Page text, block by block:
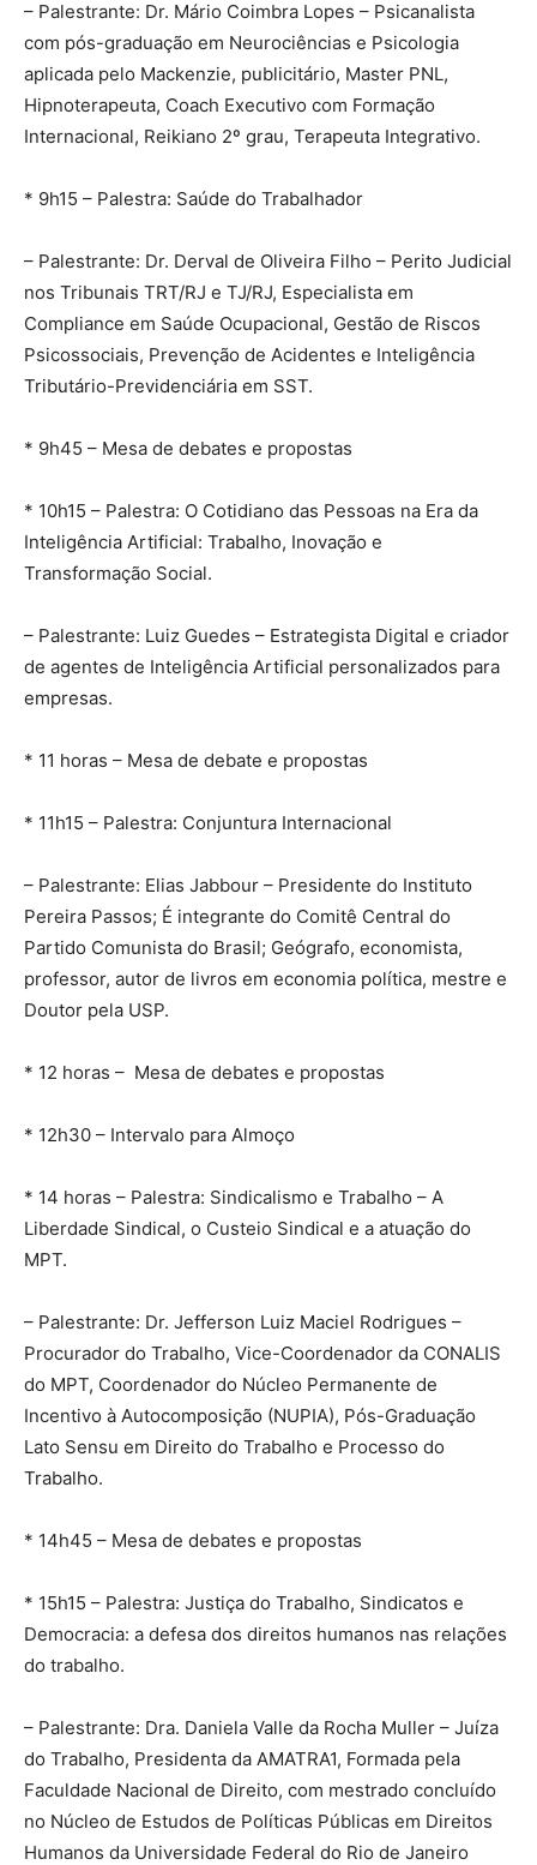
– Palestrante: Dr. Mário Coimbra Lopes – Psicanalista
com pós-graduação em Neurociências e Psicologia
aplicada pelo Mackenzie, publicitário, Master PNL,
Hipnoterapeuta, Coach Executivo com Formação
Internacional, Reikiano 2º grau, Terapeuta Integrativo.
* 9h15 – Palestra: Saúde do Trabalhador
– Palestrante: Dr. Derval de Oliveira Filho – Perito Judicial
nos Tribunais TRT/RJ e TJ/RJ, Especialista em
Compliance em Saúde Ocupacional, Gestão de Riscos
Psicossociais, Prevenção de Acidentes e Inteligência
Tributário-Previdenciária em SST.
* 9h45 – Mesa de debates e propostas
* 10h15 – Palestra: O Cotidiano das Pessoas na Era da
Inteligência Artificial: Trabalho, Inovação e
Transformação Social.
– Palestrante: Luiz Guedes – Estrategista Digital e criador
de agentes de Inteligência Artificial personalizados para
empresas.
* 11 horas – Mesa de debate e propostas
* 11h15 – Palestra: Conjuntura Internacional
– Palestrante: Elias Jabbour – Presidente do Instituto
Pereira Passos; É integrante do Comitê Central do
Partido Comunista do Brasil; Geógrafo, economista,
professor, autor de livros em economia política, mestre e
Doutor pela USP.
* 12 horas – Mesa de debates e propostas
* 12h30 – Intervalo para Almoço
* 14 horas – Palestra: Sindicalismo e Trabalho – A
Liberdade Sindical, o Custeio Sindical e a atuação do
MPT.
– Palestrante: Dr. Jefferson Luiz Maciel Rodrigues –
Procurador do Trabalho, Vice-Coordenador da CONALIS
do MPT, Coordenador do Núcleo Permanente de
Incentivo à Autocomposição (NUPIA), Pós-Graduação
Lato Sensu em Direito do Trabalho e Processo do
Trabalho.
* 14h45 – Mesa de debates e propostas
* 15h15 – Palestra: Justiça do Trabalho, Sindicatos e
Democracia: a defesa dos direitos humanos nas relações
do trabalho.
– Palestrante: Dra. Daniela Valle da Rocha Muller – Juíza
do Trabalho, Presidenta da AMATRA1, Formada pela
Faculdade Nacional de Direito, com mestrado concluído
no Núcleo de Estudos de Políticas Públicas em Direitos
Humanos da Universidade Federal do Rio de Janeiro